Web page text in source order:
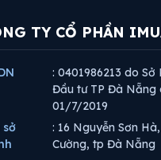
TY CỔ PHẦN
: 0401986213 do
Đầu tư TP Đà Nẵng
01/7/2019
sở
: 16 Nguyễn Sơn
Cường, tp Đà Nẵng